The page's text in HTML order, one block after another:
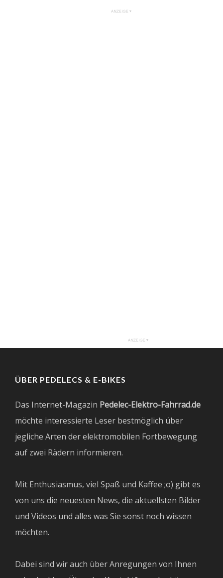
ÜBER PEDELECS & E-BIKES
Das Internet-Magazin Pedelec-Elektro-Fahrrad.de
möchte interessierte Leser bestmöglich über
jegliche Arten der elektromobilen Fortbewegung
auf zwei Rädern informieren.
Mit Enthusiasmus, viel Spaß und Kaffee ;o) gibt es
von uns die neuesten News, die aktuellsten Bilder
und Videos und alles was Sie sonst noch wissen
möchten.
Dabei sind wir auch über Anregungen von Ihnen